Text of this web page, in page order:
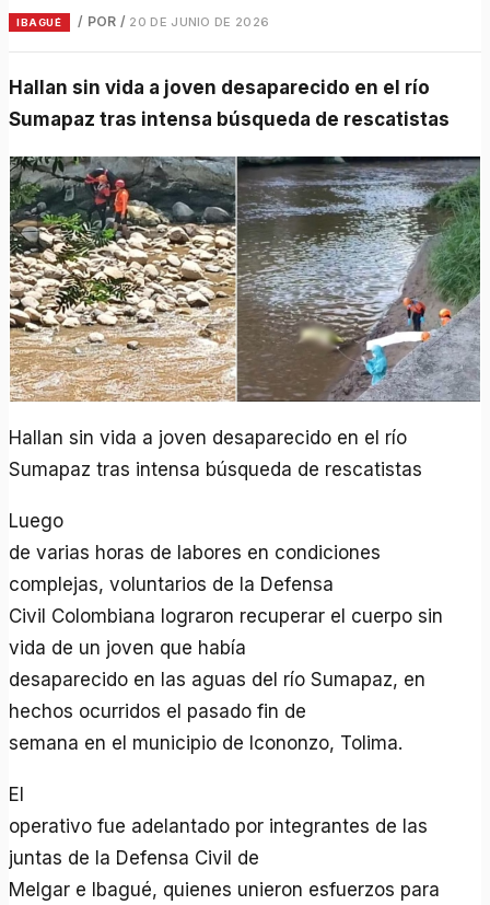
IBAGUÉ / POR / 20 DE JUNIO DE 2026
Hallan sin vida a joven desaparecido en el río
Sumapaz tras intensa búsqueda de rescatistas
Hallan sin vida a joven desaparecido en el río
Sumapaz tras intensa búsqueda de rescatistas
Luego
de varias horas de labores en condiciones
complejas, voluntarios de la Defensa
Civil Colombiana lograron recuperar el cuerpo sin
vida de un joven que había
desaparecido en las aguas del río Sumapaz, en
hechos ocurridos el pasado fin de
semana en el municipio de Icononzo, Tolima.
El
operativo fue adelantado por integrantes de las
juntas de la Defensa Civil de
Melgar e Ibagué, quienes unieron esfuerzos para